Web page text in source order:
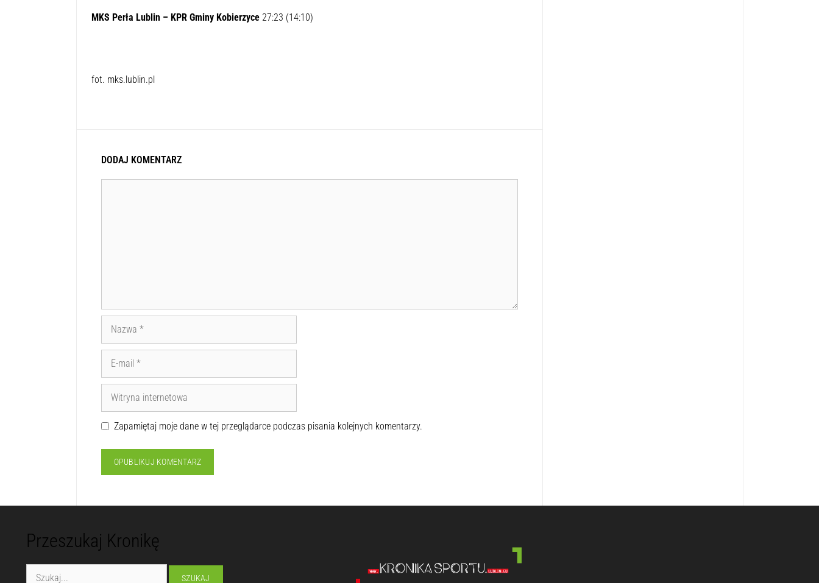
MKS Perła Lublin – KPR Gminy Kobierzyce27:23 (14:10)
fot. mks.lublin.pl
DODAJ KOMENTARZ
Zapamiętaj moje dane w tej przeglądarce podczas pisania kolejnych komentarzy.
Przeszukaj Kronikę